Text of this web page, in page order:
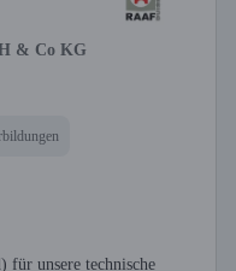
& Co KG
für unsere technische